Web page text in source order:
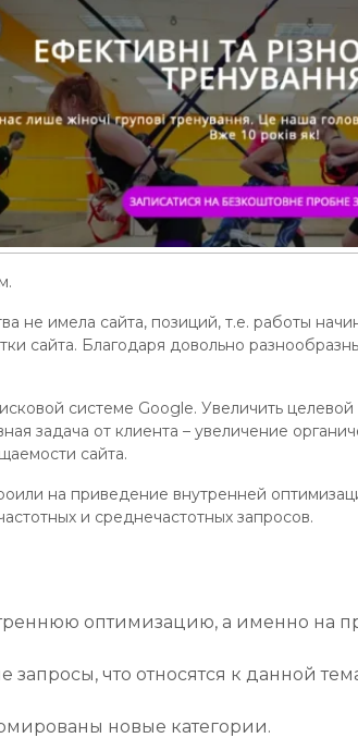
не имела сайта, позиций, т.е. работы
сайта. Благодаря довольно
системе Google. Увеличить
задача от клиента – увеличение
сайта.
на приведение внутренней
и среднечастотных запросов.
оптимизацию, а именно на
что относятся к данной
новые категории.